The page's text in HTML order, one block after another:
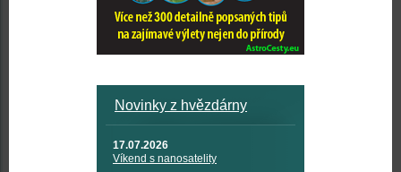
Novinky z hvězdárny
17.07.2026
Víkend s nanosatelity